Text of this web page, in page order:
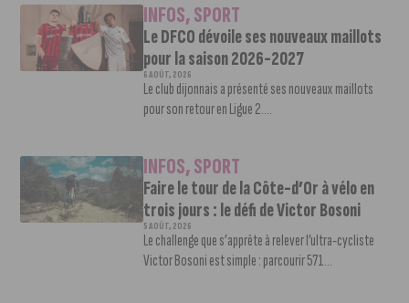
INFOS,SPORT
Le DFCO dévoile ses nouveaux maillots
pour la saison 2026-2027
6 AOÛT, 2026
Le club dijonnais a présenté ses nouveaux maillots
pour son retour en Ligue 2....
INFOS,SPORT
Faire le tour de la Côte-d’Or à vélo en
trois jours : le défi de Victor Bosoni
5 AOÛT, 2026
Le challenge que s’apprête à relever l’ultra-cycliste
Victor Bosoni est simple : parcourir 571...